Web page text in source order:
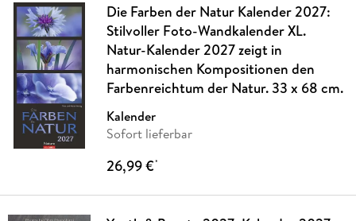
Die Farben der Natur Kalender 2027:
Stilvoller Foto-Wandkalender XL.
Natur-Kalender 2027 zeigt in
harmonischen Kompositionen den
Farbenreichtum der Natur. 33 x 68 cm.
Kalender
Sofort lieferbar
26,99 €*